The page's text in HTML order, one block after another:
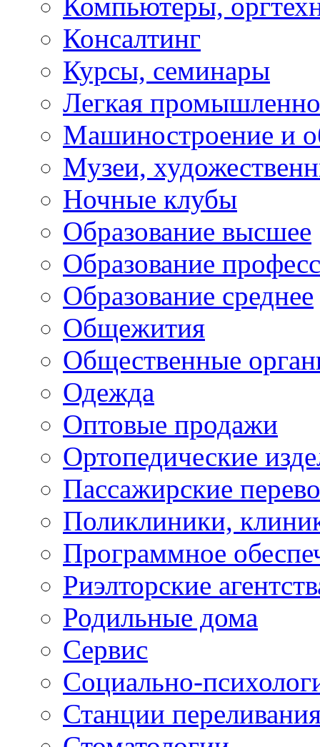
Консалтинг
Курсы, семинары
Легкая
Машиностроение и
Музеи,
Ночные клубы
Образование высшее
Образование
Образование среднее
Общежития
Общественные
Одежда
Оптовые продажи
Ортопедические
Пассажирские
Поликлиники,
Программное
Риэлторские
Родильные дома
Сервис
Социально-
Станции